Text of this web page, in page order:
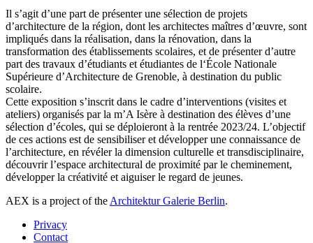
Il s’agit d’une part de présenter une sélection de projets
d’architecture de la région, dont les architectes maîtres d’œuvre, sont
impliqués dans la réalisation, dans la rénovation, dans la
transformation des établissements scolaires, et de présenter d’autre
part des travaux d’étudiants et étudiantes de l‘École Nationale
Supérieure d’Architecture de Grenoble, à destination du public
scolaire.
Cette exposition s’inscrit dans le cadre d’interventions (visites et
ateliers) organisés par la m’A Isère à destination des élèves d’une
sélection d’écoles, qui se déploieront à la rentrée 2023/24. L’objectif
de ces actions est de sensibiliser et développer une connaissance de
l’architecture, en révéler la dimension culturelle et transdisciplinaire,
découvrir l’espace architectural de proximité par le cheminement,
développer la créativité et aiguiser le regard de jeunes.
AEX is a project of the Architektur Galerie Berlin.
Privacy
Contact